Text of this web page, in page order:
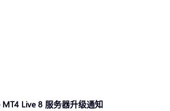
MT4 Live 8 服务器升级通知